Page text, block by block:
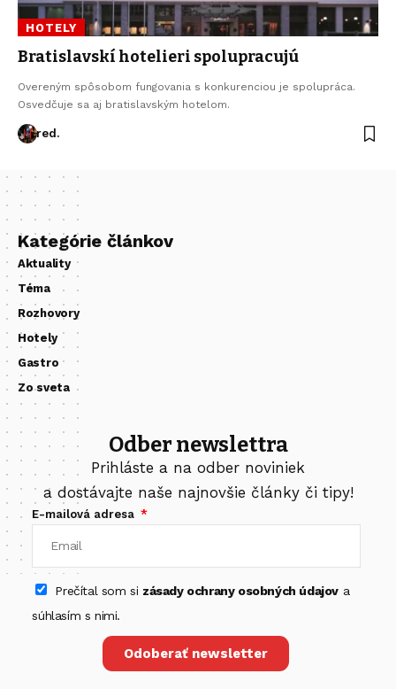
HOTELY
Bratislavskí hotelieri spolupracujú
Overeným spôsobom fungovania s konkurenciou je spolupráca.
Osvedčuje sa aj bratislavským hotelom.
red.
Kategórie článkov
Aktuality
Téma
Rozhovory
Hotely
Gastro
Zo sveta
Odber newslettra
Prihláste a na odber noviniek
a dostávajte naše najnovšie články či tipy!
E-mailová adresa
Prečítal som si zásady ochrany osobných údajova
súhlasím s nimi.
Odoberať newsletter